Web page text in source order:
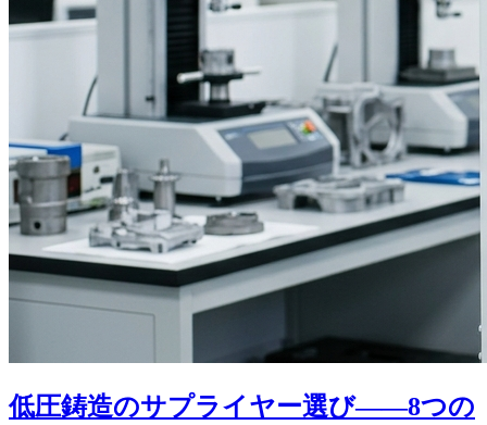
低圧鋳造のサプライヤー選び――8つの